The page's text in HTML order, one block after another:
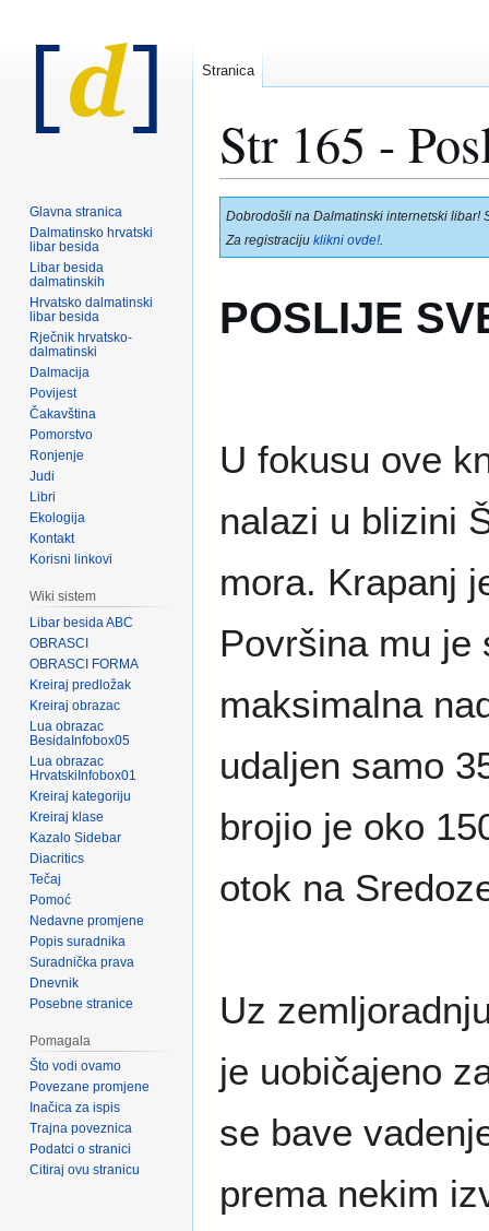
Str 165 -
Prijeđi
na
navigaciju
Prijeđi
na
pretraživanje
Dobrodošli na Dalmatinski internetski libar!
Za registraciju klikni ovde!
POSLIJE
U fokusu ove
nalazi u blizini
mora. Krapanj
Površina mu je
maksimalna
udaljen samo
brojio je oko
otok na
Uz
je uobičajeno
se bave
prema nekim
Stranica
Glavna stranica
Dalmatinsko hrvatski
libar besida
Libar besida
dalmatinskih
Hrvatsko dalmatinski
libar besida
Rječnik hrvatsko-
dalmatinski
Dalmacija
Povijest
Čakavština
Pomorstvo
Ronjenje
Judi
Libri
Ekologija
Kontakt
Korisni linkovi
Wiki sistem
Libar besida ABC
OBRASCI
OBRASCI FORMA
Kreiraj predložak
Kreiraj obrazac
Lua obrazac
BesidaInfobox05
Lua obrazac
HrvatskiInfobox01
Kreiraj kategoriju
Kreiraj klase
Kazalo Sidebar
Diacritics
Tečaj
Pomoć
Nedavne promjene
Popis suradnika
Suradnička prava
Dnevnik
Posebne stranice
Pomagala
Što vodi ovamo
Povezane promjene
Inačica za ispis
Trajna poveznica
Podatci o stranici
Citiraj ovu stranicu